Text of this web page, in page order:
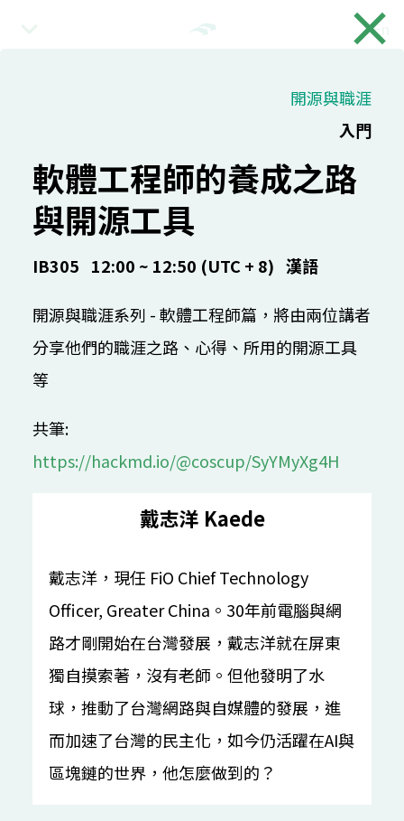
En
09:00 (UTC + 8)
09:20 (UTC + 8)
09:30 (UTC + 8)
10:00 (UTC + 8)
入場時間
IB101 30 mins 漢語 入門
開幕 & 首日摘要
COSCUP Staff
IB101
和我一起用全裸容器網路改變世界
Phil Huang 黃秉鈞
IB401 40 mins 漢語 進階
×
開源與職涯
入門
軟體工程師的養成之路
與開源工具
IB305 12:00 ~ 12:50 (UTC + 8) 漢語
開源與職涯系列 - 軟體工程師篇，將由兩位講者
分享他們的職涯之路、心得、所用的開源工具
等
共筆:
https://hackmd.io/@coscup/SyYMyXg4H
戴志洋 Kaede
戴志洋，現任 FiO Chief Technology
Officer, Greater China。30年前電腦與網
路才剛開始在台灣發展，戴志洋就在屏東
獨自摸索著，沒有老師。但他發明了水
球，推動了台灣網路與自媒體的發展，進
而加速了台灣的民主化，如今仍活躍在AI與
區塊鏈的世界，他怎麼做到的？